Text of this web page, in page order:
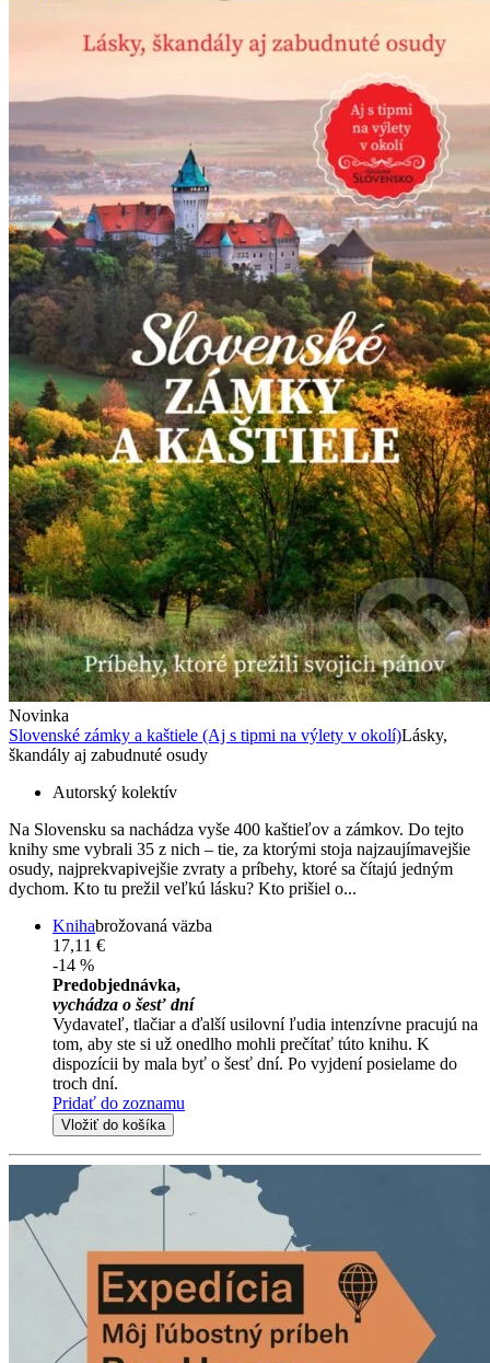
Novinka
Slovenské zámky a kaštiele (Aj s tipmi na výlety v okolí)Lásky,
škandály aj zabudnuté osudy
Autorský kolektív
Na Slovensku sa nachádza vyše 400 kaštieľov a zámkov. Do tejto
knihy sme vybrali 35 z nich – tie, za ktorými stoja najzaujímavejšie
osudy, najprekvapivejšie zvraty a príbehy, ktoré sa čítajú jedným
dychom. Kto tu prežil veľkú lásku? Kto prišiel o...
Knihabrožovaná väzba
17,11 €
-14 %
Predobjednávka,
vychádza o šesť dní
Vydavateľ, tlačiar a ďalší usilovní ľudia intenzívne pracujú na
tom, aby ste si už onedlho mohli prečítať túto knihu. K
dispozícii by mala byť o šesť dní. Po vyjdení posielame do
troch dní.
Pridať do zoznamu
Vložiť do košíka